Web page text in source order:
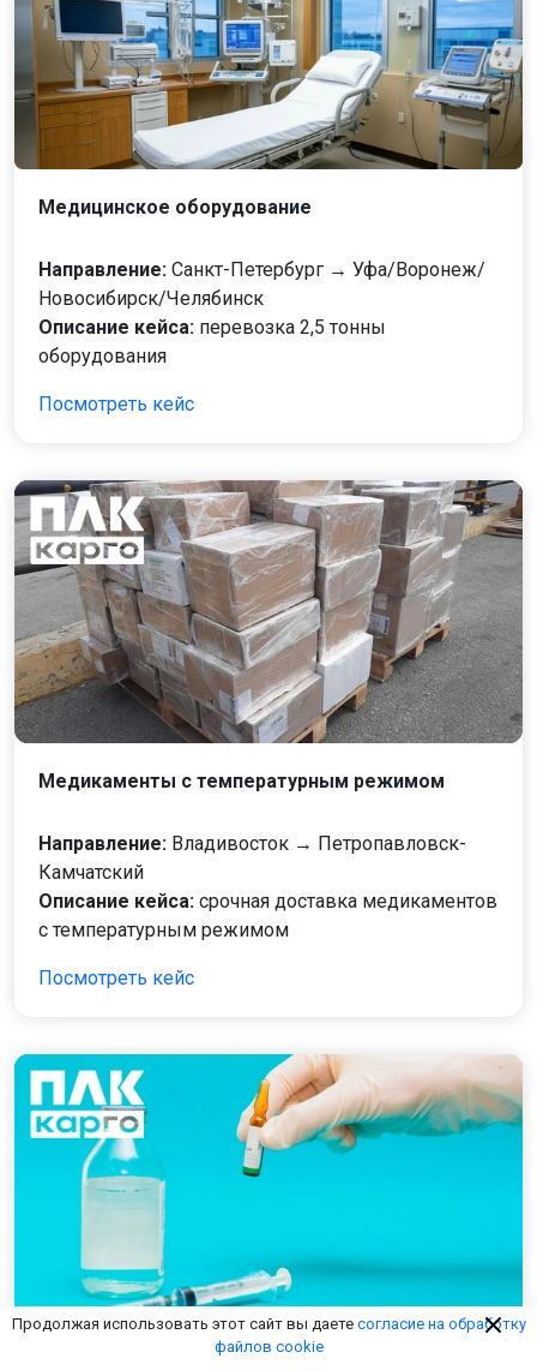
Медицинское оборудование
Направление: Санкт-Петербург → Уфа/Воронеж/
Новосибирск/Челябинск
Описание кейса: перевозка 2,5 тонны
оборудования
Посмотреть кейс
Медикаменты с температурным режимом
Направление: Владивосток → Петропавловск-
Камчатский
Описание кейса: срочная доставка медикаментов
с температурным режимом
Посмотреть кейс
Вакцину от Эболы в Папуа-Новую Гвинею
Продолжая использовать этот сайт вы даете согласие на обработку
файлов cookie